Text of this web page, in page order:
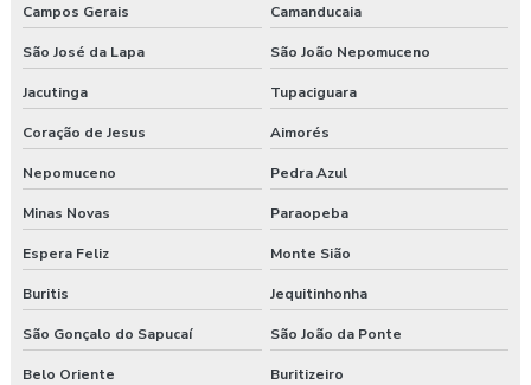
Programa de prevenção de riscos ergonômicos
Programas de segurança do trabalho na construção civil
Proposta de consultoria segurança do trabalho
Serviço de higiene e segurança no trabalho
Serviço de segurança do trabalho
Serviços de consultoria em segurança do trabalho
Treinamento de epi nr 6
Campos Gerais Camanducaia
São José da Lapa São João Nepomuceno
Jacutinga Tupaciguara
Coração de Jesus Aimorés
Nepomuceno Pedra Azul
Minas Novas Paraopeba
Espera Feliz Monte Sião
Buritis Jequitinhonha
São Gonçalo do Sapucaí São João da Ponte
Belo Oriente Buritizeiro